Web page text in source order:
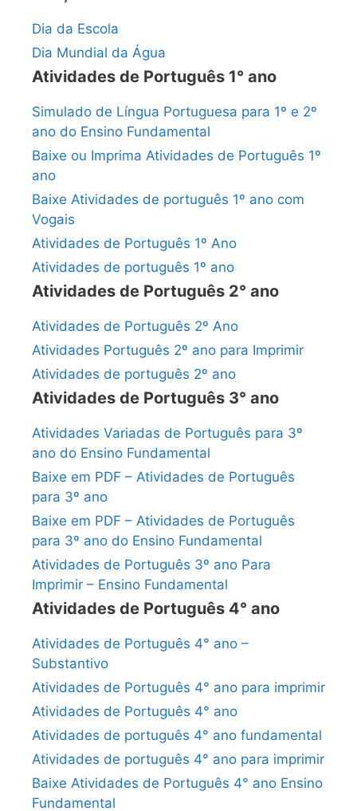
Dia da Escola
Dia Mundial da Água
Atividades de Português 1° ano
Simulado de Língua Portuguesa para 1º e 2º
ano do Ensino Fundamental
Baixe ou Imprima Atividades de Português 1º
ano
Baixe Atividades de português 1º ano com
Vogais
Atividades de Português 1º Ano
Atividades de português 1º ano
Atividades de Português 2° ano
Atividades de Português 2º Ano
Atividades Português 2º ano para Imprimir
Atividades de português 2º ano
Atividades de Português 3° ano
Atividades Variadas de Português para 3º
ano do Ensino Fundamental
Baixe em PDF – Atividades de Português
para 3º ano
Baixe em PDF – Atividades de Português
para 3º ano do Ensino Fundamental
Atividades de Português 3º ano Para
Imprimir – Ensino Fundamental
Atividades de Português 4° ano
Atividades de Português 4° ano –
Substantivo
Atividades de Português 4° ano para imprimir
Atividades de Português 4° ano
Atividades de português 4° ano fundamental
Atividades de português 4° ano para imprimir
Baixe Atividades de Português 4° ano Ensino
Fundamental